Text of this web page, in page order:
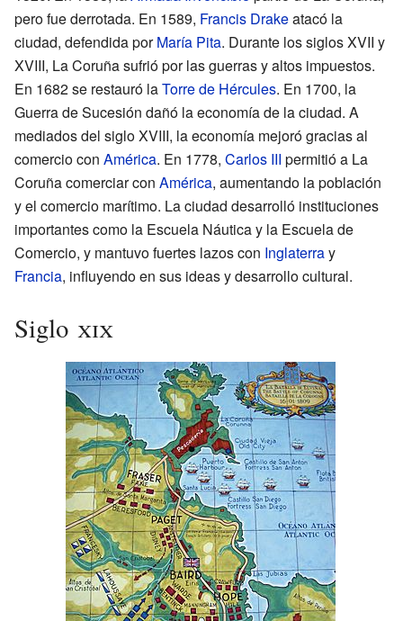
pero fue derrotada. En 1589, Francis Drakeatacó la
ciudad, defendida porMaría Pita. Durante los siglos XVII y
XVIII, La Coruña sufrió por las guerras y altos impuestos.
En 1682 se restauró laTorre de Hércules. En 1700, la
Guerra de Sucesión dañó la economía de la ciudad. A
mediados del siglo XVIII, la economía mejoró gracias al
comercio con América. En 1778, Carlos III permitió a La
Coruña comerciar con América, aumentando la población
y el comercio marítimo. La ciudad desarrolló instituciones
importantes como la Escuela Náutica y la Escuela de
Comercio, y mantuvo fuertes lazos con Inglaterray
Francia, influyendo en sus ideas y desarrollo cultural.
Siglo xix